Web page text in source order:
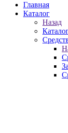
Главная
Каталог
Назад